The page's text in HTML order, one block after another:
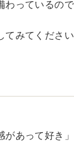
っているので
みてください
あって好き